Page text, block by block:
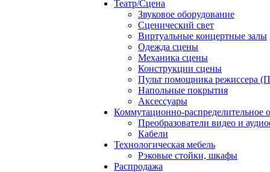
Театр/Сцена
Звуковое оборудование
Сценический свет
Виртуальные концертные залы
Одежда сцены
Механика сцены
Конструкции сцены
Пульт помощника режиссера
Напольные покрытия
Аксессуары
Коммутационно-распределительное
Преобразователи видео и
Кабели
Технологическая мебель
Рэковые стойки, шкафы
Распродажа